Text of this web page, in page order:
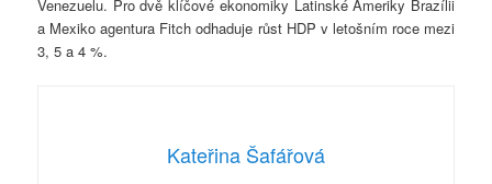
Venezuelu. Pro dvě klíčové ekonomiky Latinské Ameriky Brazílii
a Mexiko agentura Fitch odhaduje růst HDP v letošním roce mezi
3, 5 a 4 %.
Kateřina Šafářová